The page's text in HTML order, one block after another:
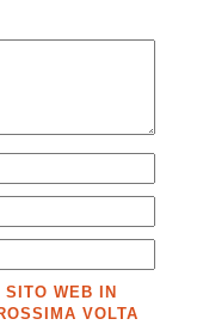
WEB IN
VOLTA